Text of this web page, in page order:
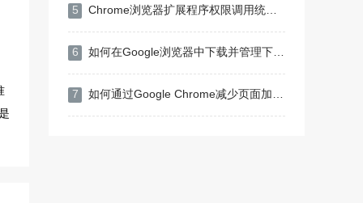
5 Chrome浏览器扩展程序权限调用统计分析
6 如何在Google浏览器中下载并管理下载记录
7 如何通过Google Chrome减少页面加载时的阻塞资源